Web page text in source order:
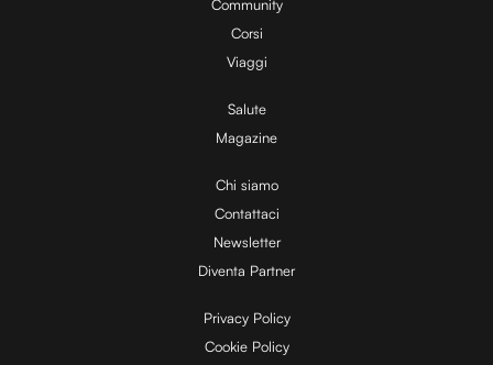
V
i
d
e
Community
Corsi
Viaggi
Salute
Magazine
Chi siamo
Contattaci
Newsletter
Diventa Partner
Privacy Policy
Cookie Policy